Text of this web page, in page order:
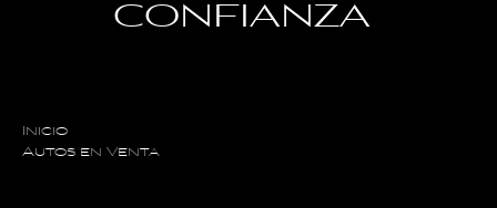
CONFIANZA
Inicio
Autos en Venta